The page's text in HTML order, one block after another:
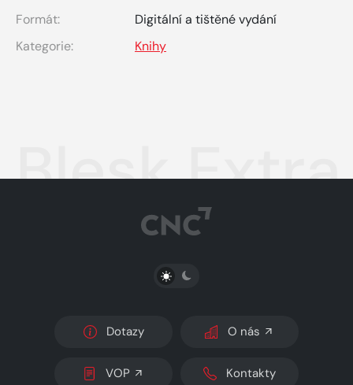
Formát:
Digitální a tištěné vydání
Kategorie:
Knihy
Blesk
PŘEPNOUT SVĚTLÝ/TMAVÝ REŽIM
Dotazy O nás
VOP Kontakty